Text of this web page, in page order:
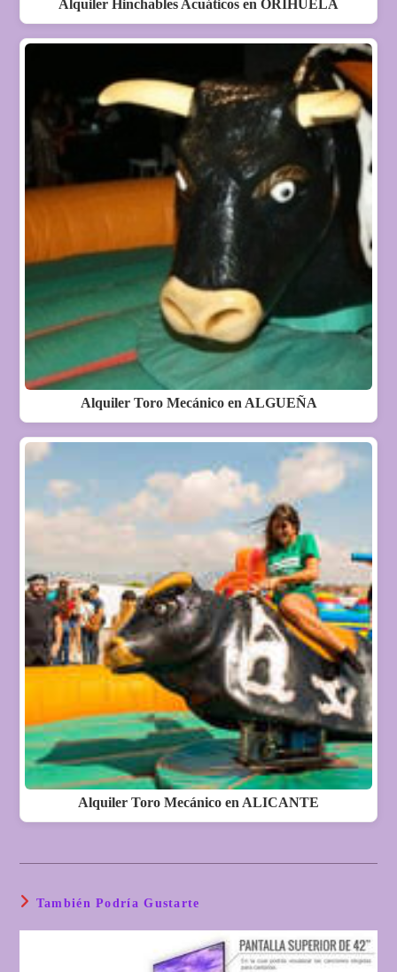
Alquiler Hinchables Acuáticos en ORIHUELA
Alquiler Toro Mecánico en ALGUEÑA
Alquiler Toro Mecánico en ALICANTE
También Podría Gustarte